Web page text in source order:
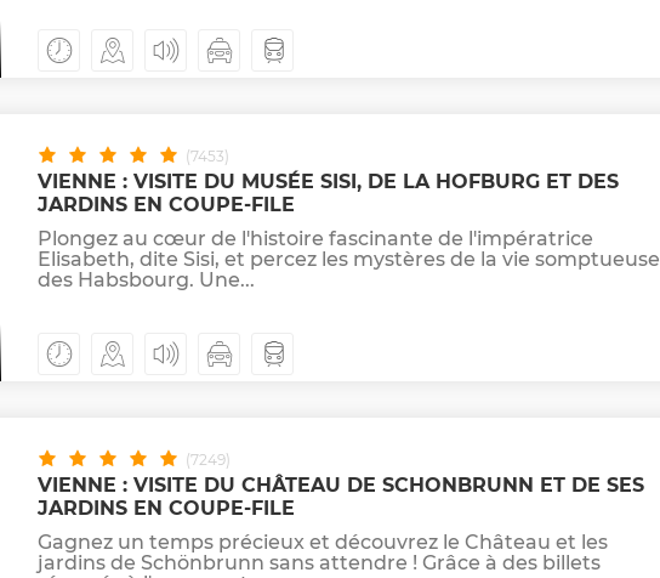
(7453)
VIENNE : VISITE DU MUSÉE SISI, DE LA HOFBURG ET DES
JARDINS EN COUPE-FILE
Plongez au cœur de l'histoire fascinante de l'impératrice
Elisabeth, dite Sisi, et percez les mystères de la vie somptueuse
des Habsbourg. Une...
(7249)
VIENNE : VISITE DU CHÂTEAU DE SCHONBRUNN ET DE SES
JARDINS EN COUPE-FILE
Gagnez un temps précieux et découvrez le Château et les
jardins de Schönbrunn sans attendre ! Grâce à des billets